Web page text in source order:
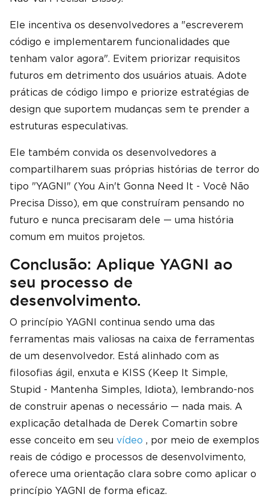
Ele incentiva os desenvolvedores a "escreverem
código e implementarem funcionalidades que
tenham valor agora". Evitem priorizar requisitos
futuros em detrimento dos usuários atuais. Adote
práticas de código limpo e priorize estratégias de
design que suportem mudanças sem te prender a
estruturas especulativas.
Ele também convida os desenvolvedores a
compartilharem suas próprias histórias de terror do
tipo "YAGNI" (You Ain't Gonna Need It - Você Não
Precisa Disso), em que construíram pensando no
futuro e nunca precisaram dele — uma história
comum em muitos projetos.
Conclusão: Aplique YAGNI ao
seu processo de
desenvolvimento.
O princípio YAGNI continua sendo uma das
ferramentas mais valiosas na caixa de ferramentas
de um desenvolvedor. Está alinhado com as
filosofias ágil, enxuta e KISS (Keep It Simple,
Stupid - Mantenha Simples, Idiota), lembrando-nos
de construir apenas o necessário — nada mais. A
explicação detalhada de Derek Comartin sobre
esse conceito em seu vídeo , por meio de exemplos
reais de código e processos de desenvolvimento,
oferece uma orientação clara sobre como aplicar o
princípio YAGNI de forma eficaz.